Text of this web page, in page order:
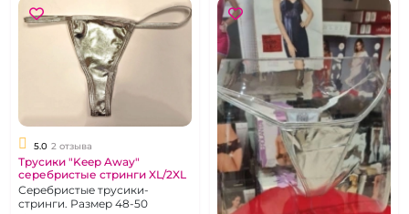
5.0 2 отзыва
Трусики "Keep Away"
серебристые стринги XL/2XL
Серебристые трусики-
стринги. Размер 48-50